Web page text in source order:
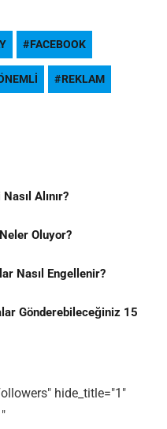
FACEBOOK
REKLAM
Alınır?
Oluyor?
Nasıl Engellenir?
Gönderebileceğiniz 15
hide_title="1"